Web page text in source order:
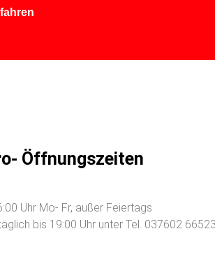
Öffnungszeiten
Uhr Mo- Fr, außer Feiertags
bis 19:00 Uhr unter Tel. 037602